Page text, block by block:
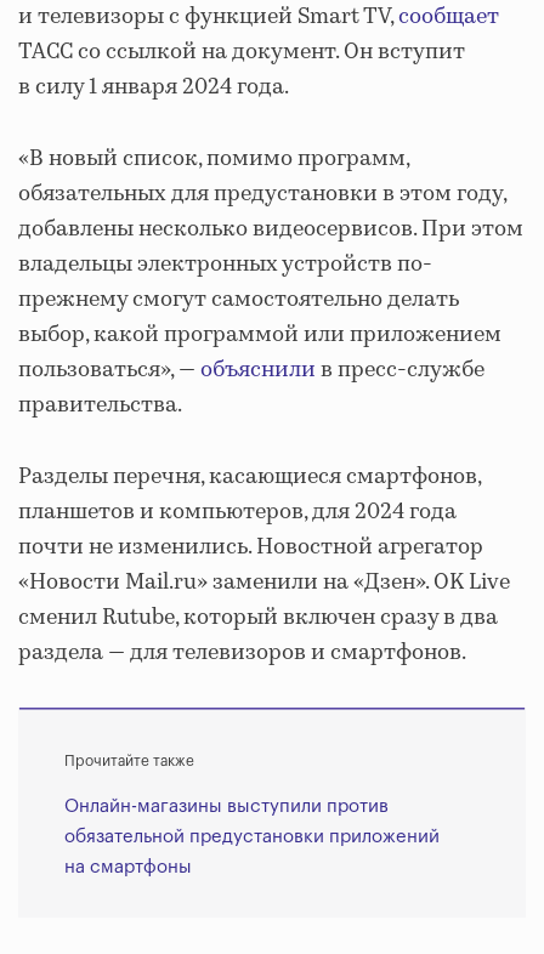
и телевизоры с функцией Smart TV,сообщает
ТАСС со ссылкой на документ. Он вступит
в силу 1 января 2024 года.
«В новый список, помимо программ,
обязательных для предустановки в этом году,
добавлены несколько видеосервисов. При этом
владельцы электронных устройств по-
прежнему смогут самостоятельно делать
выбор, какой программой или приложением
пользоваться», —объяснилив пресс-службе
правительства.
Разделы перечня, касающиеся смартфонов,
планшетов и компьютеров, для 2024 года
почти не изменились. Новостной агрегатор
«Новости Mail.ru» заменили на «Дзен». OK Live
сменил Rutube, который включен сразу в два
раздела — для телевизоров и смартфонов.
Прочитайте также
Онлайн-магазины выступили против
обязательной предустановки приложений
на смартфоны